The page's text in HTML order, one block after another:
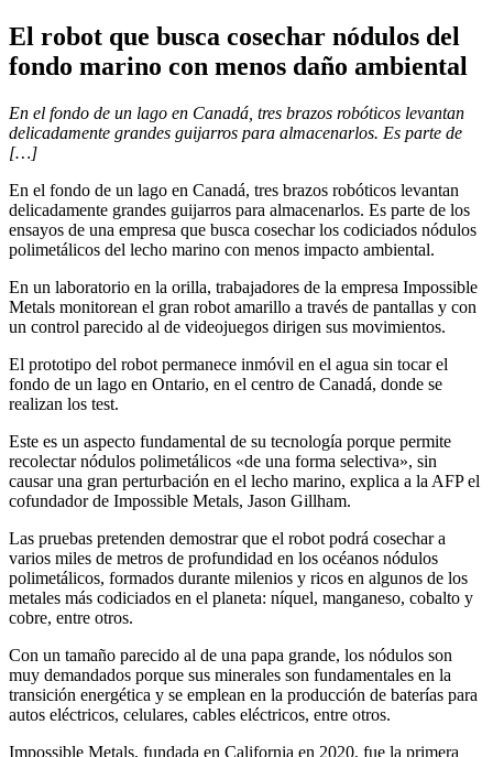
El robot que busca cosechar nódulos del
fondo marino con menos daño ambiental
En el fondo de un lago en Canadá, tres brazos robóticos levantan
delicadamente grandes guijarros para almacenarlos. Es parte de
[…]
En el fondo de un lago en Canadá, tres brazos robóticos levantan
delicadamente grandes guijarros para almacenarlos. Es parte de los
ensayos de una empresa que busca cosechar los codiciados nódulos
polimetálicos del lecho marino con menos impacto ambiental.
En un laboratorio en la orilla, trabajadores de la empresa Impossible
Metals monitorean el gran robot amarillo a través de pantallas y con
un control parecido al de videojuegos dirigen sus movimientos.
El prototipo del robot permanece inmóvil en el agua sin tocar el
fondo de un lago en Ontario, en el centro de Canadá, donde se
realizan los test.
Este es un aspecto fundamental de su tecnología porque permite
recolectar nódulos polimetálicos «de una forma selectiva», sin
causar una gran perturbación en el lecho marino, explica a la AFP el
cofundador de Impossible Metals, Jason Gillham.
Las pruebas pretenden demostrar que el robot podrá cosechar a
varios miles de metros de profundidad en los océanos nódulos
polimetálicos, formados durante milenios y ricos en algunos de los
metales más codiciados en el planeta: níquel, manganeso, cobalto y
cobre, entre otros.
Con un tamaño parecido al de una papa grande, los nódulos son
muy demandados porque sus minerales son fundamentales en la
transición energética y se emplean en la producción de baterías para
autos eléctricos, celulares, cables eléctricos, entre otros.
Impossible Metals, fundada en California en 2020, fue la primera